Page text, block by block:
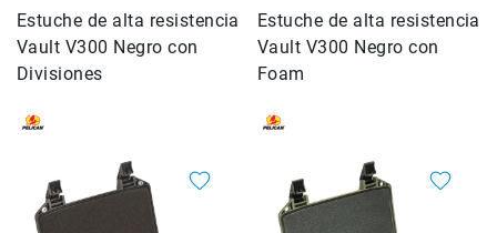
Micrófonos
para
cámaras
Micrófonos
para
celulares
Estuche de alta resistencia
Vault V300 Negro con
Divisiones
Estuche de alta resistencia
Vault V300 Negro con
Foam